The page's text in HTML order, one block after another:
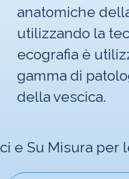
anatomiche
utilizzando la
ecografia è
gamma di
della vescica.
e Su Misura per